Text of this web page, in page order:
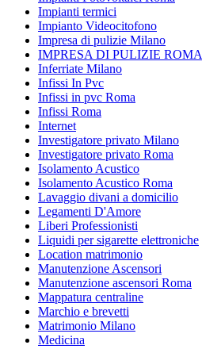
Impianti termici
Impianto Videocitofono
Impresa di pulizie Milano
IMPRESA DI PULIZIE ROMA
Inferriate Milano
Infissi In Pvc
Infissi in pvc Roma
Infissi Roma
Internet
Investigatore privato Milano
Investigatore privato Roma
Isolamento Acustico
Isolamento Acustico Roma
Lavaggio divani a domicilio
Legamenti D'Amore
Liberi Professionisti
Liquidi per sigarette elettroniche
Location matrimonio
Manutenzione Ascensori
Manutenzione ascensori Roma
Mappatura centraline
Marchio e brevetti
Matrimonio Milano
Medicina